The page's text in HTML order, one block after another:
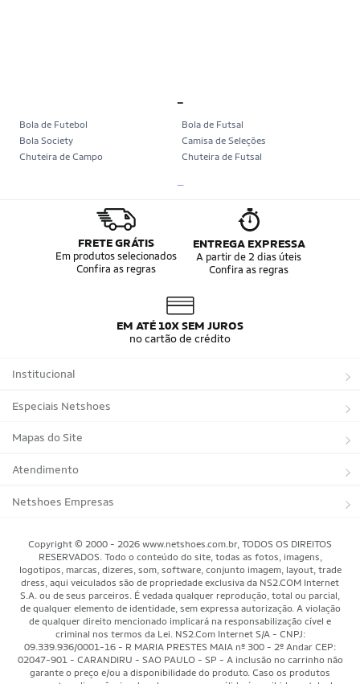
Bola de Futebol
Bola de Futsal
Bola Society
Camisa de Seleções
Chuteira de Campo
Chuteira de Futsal
Tênis de Corrida Feminino
Bola da Copa
Mini Bola da Copa
Álbum da Copa
Boné do Brasil
Bandeira do Brasil
Moletom Seleção Brasileira
Camisa do Brasil Feminina
Camisas Adidas Seleções Home
Bola Trionda Campo
FRETE GRÁTIS
Em produtos selecionados
Confira as regras
ENTREGA EXPRESSA
A partir de 2 dias úteis
Confira as regras
EM ATÉ 10X SEM JUROS
no cartão de crédito
Institucional
Sobre a Netshoes
Política de Privacidade
Programa de Afiliados
Regulamentos
Programa de Integridade
Blog
Black Friday Magalu
Black Friday Netshoes
Lojas Físicas
Especiais Netshoes
Suplementos
Corrida
Bicicletas
Basquete
Motorsport
Saúde Bem-Estar
Aventura
Mapas do Site
Marcas
Tipos de Produtos
Atendimento
Trocas e devoluções
Minha Conta
Meus Pedidos
Pagamentos
Cancelamentos
Netshoes Empresas
Copyright © 2000 - 2026 www.netshoes.com.br, TODOS OS DIREITOS
RESERVADOS. Todo o conteúdo do site, todas as fotos, imagens,
logotipos, marcas, dizeres, som, software, conjunto imagem, layout, trade
dress, aqui veiculados são de propriedade exclusiva da NS2.COM Internet
S.A. ou de seus parceiros. É vedada qualquer reprodução, total ou parcial,
de qualquer elemento de identidade, sem expressa autorização. A violação
de qualquer direito mencionado implicará na responsabilização cível e
criminal nos termos da Lei. NS2.Com Internet S/A - CNPJ:
09.339.936/0001-16 - R MARIA PRESTES MAIA nº 300 - 2º Andar CEP:
02047-901 - CARANDIRU - SAO PAULO - SP - A inclusão no carrinho não
garante o preço e/ou a disponibilidade do produto. Caso os produtos